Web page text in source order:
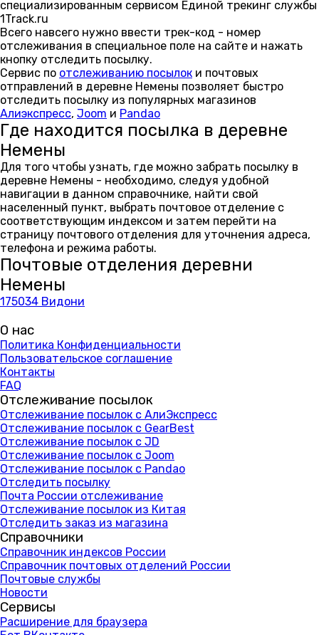
специализированным сервисом Единой трекинг службы
1Track.ru
Всего навсего нужно ввести трек-код - номер
отслеживания в специальное поле на сайте и нажать
кнопку отследить посылку.
Сервис по отслеживанию посылок и почтовых
отправлений в деревне Немены позволяет быстро
отследить посылку из популярных магазинов
Алиэкспресс, Joom и Pandao
Где находится посылка в деревне
Немены
Для того чтобы узнать, где можно забрать посылку в
деревне Немены - необходимо, следуя удобной
навигации в данном справочнике, найти свой
населенный пункт, выбрать почтовое отделение с
соответствующим индексом и затем перейти на
страницу почтового отделения для уточнения адреса,
телефона и режима работы.
Почтовые отделения деревни
Немены
175034 Видони
О нас
Политика Конфиденциальности
Пользовательское соглашение
Контакты
FAQ
Отслеживание посылок
Отслеживание посылок с АлиЭкспресс
Отслеживание посылок с GearBest
Отслеживание посылок с JD
Отслеживание посылок с Joom
Отслеживание посылок с Pandao
Отследить посылку
Почта России отслеживание
Отслеживание посылок из Китая
Отследить заказ из магазина
Справочники
Справочник индексов России
Справочник почтовых отделений России
Почтовые службы
Новости
Сервисы
Расширение для браузера